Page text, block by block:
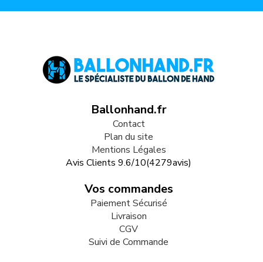
Ballonhand.fr
Contact
Plan du site
Mentions Légales
Avis Clients 9.6/10(4279avis)
Vos commandes
Paiement Sécurisé
Livraison
CGV
Suivi de Commande